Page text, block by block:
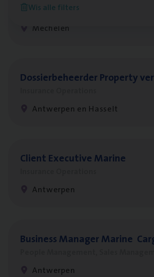
Wis alle filters
Insurance Operations
Mechelen
Dos­sier­be­heer­der Pro­per­ty
Antwerpen en Hasselt
Client Exe­cu­ti­ve Marine
Antwerpen
Busi­ness Mana­ger Mari­ne
Antwerpen